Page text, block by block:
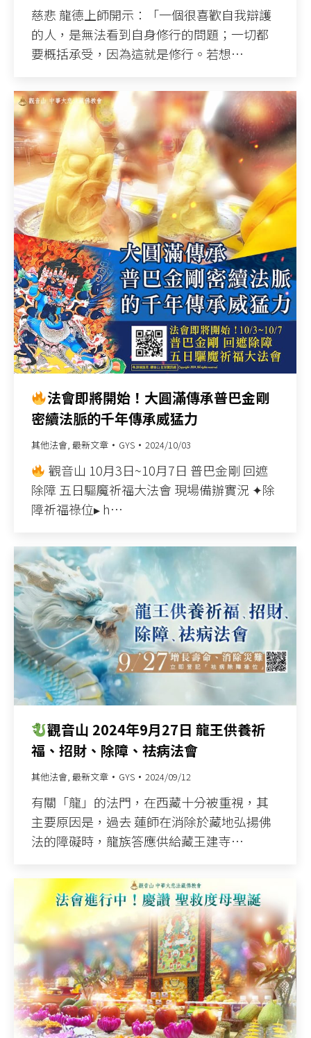
慈悲 龍德上師開示：「一個很喜歡自我辯護
的人，是無法看到自身修行的問題；一切都
要概括承受，因為這就是修行。若想…
法會即將開始！大圓滿傳承普巴金剛
密續法脈的千年傳承威猛力
其他法會, 最新文章 GYS 2024/10/03
觀音山 10月3日~10月7日 普巴金剛 回遮
除障 五日驅魔祈福大法會 現場備辦實況 ✦除
障祈福祿位▸ h…
觀音山 2024年9月27日 龍王供養祈
福、招財、除障、祛病法會
其他法會, 最新文章 GYS 2024/09/12
有關「龍」的法門，在西藏十分被重視，其
主要原因是，過去 蓮師在消除於藏地弘揚佛
法的障礙時，龍族答應供給藏王建寺…